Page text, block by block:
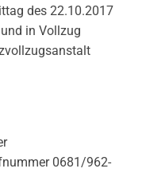
des 22.10.2017
in Vollzug
0681/962-